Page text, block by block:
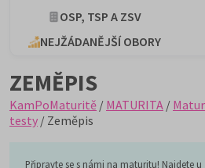
OSP, TSP A ZSV
NEJŽÁDANĚJŠÍ OBORY
ZEMĚPIS
KamPoMaturitě / MATURITA /
testy / Zeměpis
Připravte se s námi na maturitu! Najdete u